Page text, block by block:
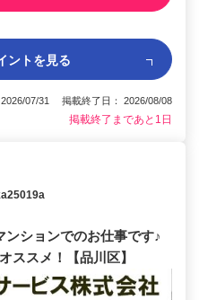
ントを見る
2026/07/31 掲載終了日： 2026/08/08
掲載終了まであと1日
ションでのお仕事です♪
ススメ！【品川区】